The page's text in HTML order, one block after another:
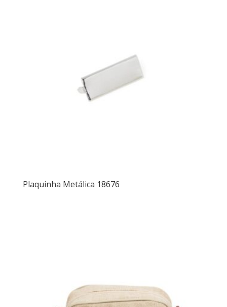
Plaquinha Metálica 18676